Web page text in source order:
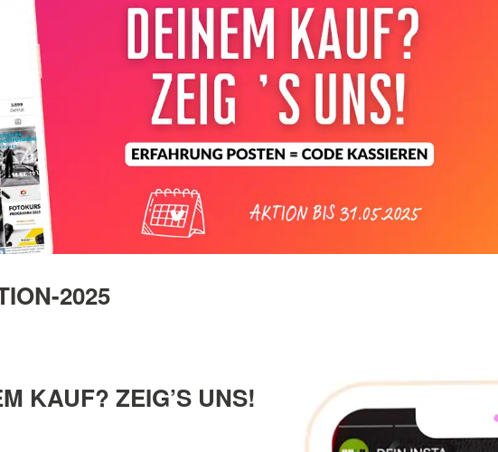
2025
KAUF? ZEIG’S UNS!